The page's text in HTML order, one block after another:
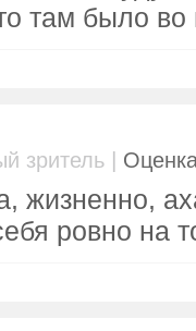
там было во
зритель |
жизненно,
ровно на